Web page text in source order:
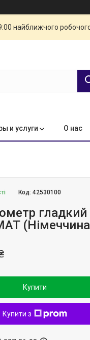
найближчого
и услуги О нас
Код:42530100
Купити
Купити з